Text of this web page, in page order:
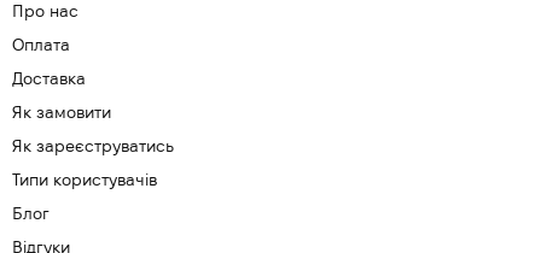
Про нас
Оплата
Доставка
Як замовити
Як зареєструватись
Типи користувачів
Блог
Відгуки